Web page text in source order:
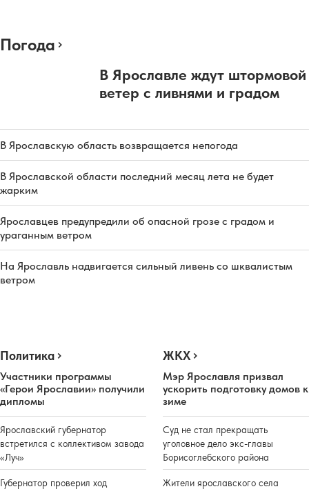
Погода
В Ярославле ждут штормовой
ветер с ливнями и градом
В Ярославскую область возвращается непогода
В Ярославской области последний месяц лета не будет
жарким
Ярославцев предупредили об опасной грозе с градом и
ураганным ветром
На Ярославль надвигается сильный ливень со шквалистым
ветром
Политика
Участники программы
«Герои Ярославии» получили
дипломы
Ярославский губернатор
встретился с коллективом завода
«Луч»
Губернатор проверил ход
ЖКХ
Мэр Ярославля призвал
ускорить подготовку домов к
зиме
Суд не стал прекращать
уголовное дело экс-главы
Борисоглебского района
Жители ярославского села